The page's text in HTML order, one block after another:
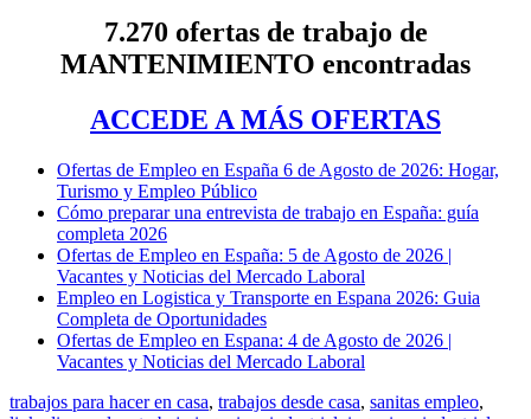
7.270 ofertas de trabajo de
MANTENIMIENTO encontradas
ACCEDE A MÁS OFERTAS
Ofertas de Empleo en España 6 de Agosto de 2026: Hogar,
Turismo y Empleo Público
Cómo preparar una entrevista de trabajo en España: guía
completa 2026
Ofertas de Empleo en España: 5 de Agosto de 2026 |
Vacantes y Noticias del Mercado Laboral
Empleo en Logistica y Transporte en Espana 2026: Guia
Completa de Oportunidades
Ofertas de Empleo en Espana: 4 de Agosto de 2026 |
Vacantes y Noticias del Mercado Laboral
trabajos para hacer en casa, trabajos desde casa, sanitas empleo,